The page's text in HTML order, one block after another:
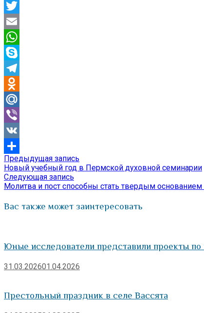
Facebook
Twitter
Email
WhatsApp
Skype
Telegram
Odnoklassniki
Mail.Ru
Viber
VK
Отправить
Навигация
по
записям
Предыдущая запись
запись:
Новый учебный год в Пермской духовной семинарии
Следующая запись
запись:
Молитва и пост способны стать твердым основанием
Вас также может заинтересовать
Юные исследователи представили проекты
31.03.202601.04.2026
Престольный праздник в селе Вассята